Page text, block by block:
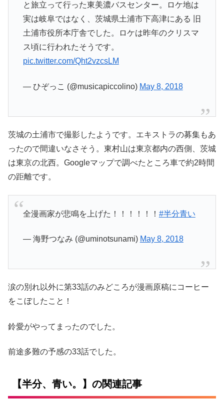
と旅立って行った東美濃バスセンター。ロケ地は
実は岐阜ではなく、茨城県土浦市下高津にある 旧
土浦市役所本庁舎でした。ロケは昨年のクリスマ
ス頃に行われたそうです。
pic.twitter.com/Qht2vzcsLM
— ひぞっこ (@musicapiccolino) May 8, 2018
茨城の土浦市で撮影したようです。エキストラの募集もあ
ったので間違いなさそう。東村山は東京都内の西側、茨城
は東京の北西。Googleマップで調べたところ車で約2時間
の距離です。
全漫画家が悲鳴を上げた！！！！！！ #半分青い
— 海野つなみ (@uminotsunami) May 8, 2018
涙の別れ以外に第33話のみどころが漫画原稿にコーヒー
をこぼしたこと！
鈴愛がやってまったのでした。
前途多難の予感の33話でした。
【半分、青い。】の関連記事